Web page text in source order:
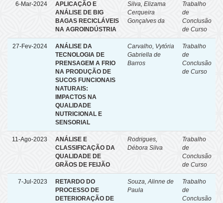
6-Mar-2024
APLICAÇÃO E
ANÁLISE DE BIG
BAGAS RECICLÁVEIS
NA AGROINDÚSTRIA
Silva, Elizama
Cerqueira
Gonçalves da
Trabalho
de
Conclusão
de Curso
27-Fev-2024
ANÁLISE DA
TECNOLOGIA DE
PRENSAGEM A FRIO
NA PRODUÇÃO DE
SUCOS FUNCIONAIS
NATURAIS:
IMPACTOS NA
QUALIDADE
NUTRICIONAL E
SENSORIAL
Carvalho, Vytória
Gabriella de
Barros
Trabalho
de
Conclusão
de Curso
11-Ago-2023
ANÁLISE E
CLASSIFICAÇÃO DA
QUALIDADE DE
GRÃOS DE FEIJÃO
Rodrigues,
Débora Silva
Trabalho
de
Conclusão
de Curso
7-Jul-2023
RETARDO DO
PROCESSO DE
DETERIORAÇÃO DE
Souza, Alinne de
Paula
Trabalho
de
Conclusão